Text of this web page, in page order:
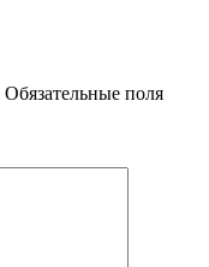
Обязательные поля